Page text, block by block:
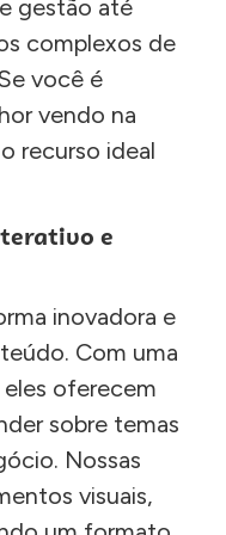
gestão até
complexos de
você é
vendo na
recurso ideal
e
inovadora e
Com uma
eles oferecem
sobre temas
Nossas
visuais,